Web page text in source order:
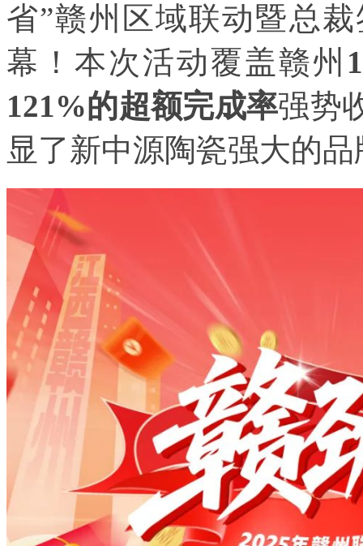
省”赣州区域联动暨总
幕！本次活动覆盖赣州
121%的超额完成率强势
显了新中源陶瓷强大的